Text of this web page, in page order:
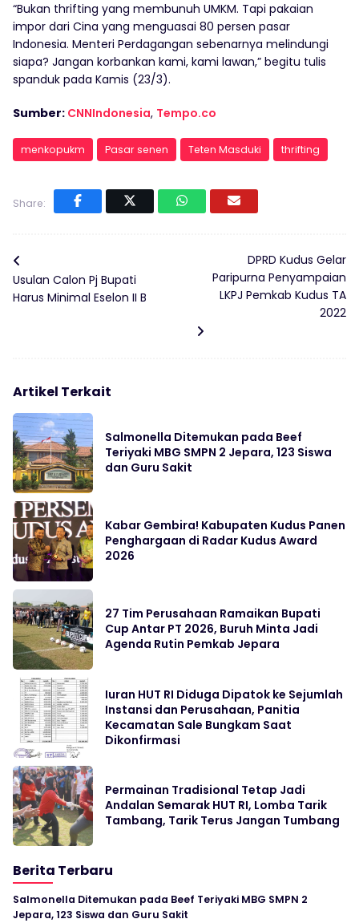
“Bukan thrifting yang membunuh UMKM. Tapi pakaian
impor dari Cina yang menguasai 80 persen pasar
Indonesia. Menteri Perdagangan sebenarnya melindungi
siapa? Jangan korbankan kami, kami lawan,” begitu tulis
spanduk pada Kamis (23/3).
Sumber: CNNIndonesia, Tempo.co
menkopukm Pasar senen Teten Masduki thrifting
Share:
Usulan Calon Pj Bupati
Harus Minimal Eselon II B
DPRD Kudus Gelar
Paripurna Penyampaian
LKPJ Pemkab Kudus TA
2022
Artikel Terkait
Salmonella Ditemukan pada Beef
Teriyaki MBG SMPN 2 Jepara, 123 Siswa
dan Guru Sakit
Kabar Gembira! Kabupaten Kudus Panen
Penghargaan di Radar Kudus Award
2026
27 Tim Perusahaan Ramaikan Bupati
Cup Antar PT 2026, Buruh Minta Jadi
Agenda Rutin Pemkab Jepara
Iuran HUT RI Diduga Dipatok ke Sejumlah
Instansi dan Perusahaan, Panitia
Kecamatan Sale Bungkam Saat
Dikonfirmasi
Permainan Tradisional Tetap Jadi
Andalan Semarak HUT RI, Lomba Tarik
Tambang, Tarik Terus Jangan Tumbang
Berita Terbaru
Salmonella Ditemukan pada Beef Teriyaki MBG SMPN 2
Jepara, 123 Siswa dan Guru Sakit